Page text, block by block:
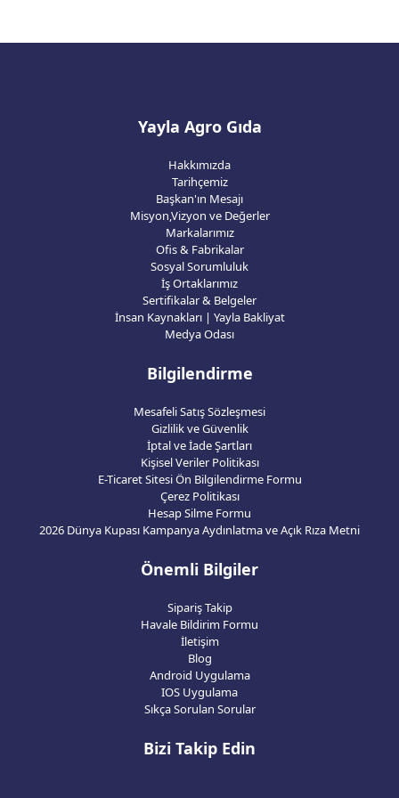
Yayla Agro Gıda
Hakkımızda
Tarihçemiz
Başkan'ın Mesajı
Misyon,Vizyon ve Değerler
Markalarımız
Ofis & Fabrikalar
Sosyal Sorumluluk
İş Ortaklarımız
Sertifikalar & Belgeler
İnsan Kaynakları | Yayla Bakliyat
Medya Odası
Bilgilendirme
Mesafeli Satış Sözleşmesi
Gizlilik ve Güvenlik
İptal ve İade Şartları
Kişisel Veriler Politikası
E-Ticaret Sitesi Ön Bilgilendirme Formu
Çerez Politikası
Hesap Silme Formu
2026 Dünya Kupası Kampanya Aydınlatma ve Açık Rıza Metni
Önemli Bilgiler
Sipariş Takip
Havale Bildirim Formu
İletişim
Blog
Android Uygulama
IOS Uygulama
Sıkça Sorulan Sorular
Bizi Takip Edin